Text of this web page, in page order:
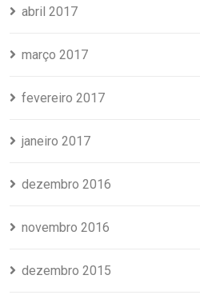
abril 2017
março 2017
fevereiro 2017
janeiro 2017
dezembro 2016
novembro 2016
dezembro 2015